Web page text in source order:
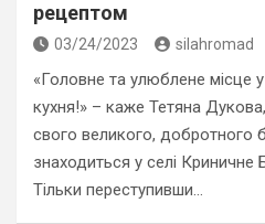
рецептом
03/24/2023 silahromad
«Головне та улюблене місце
кухня!» – каже Тетяна
свого великого, добротного
знаходиться у селі Криничне
Тільки переступивши…